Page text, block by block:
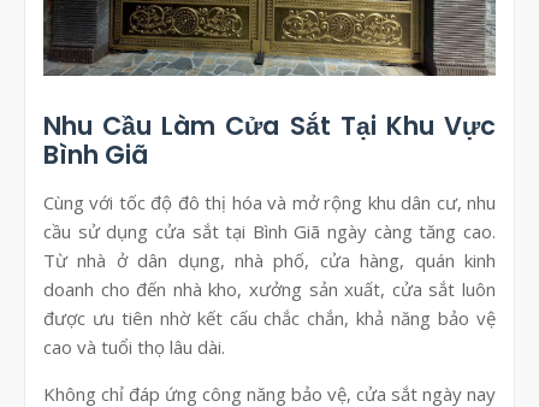
Nhu Cầu Làm Cửa Sắt Tại Khu Vực
Bình Giã
Cùng với tốc độ đô thị hóa và mở rộng khu dân cư, nhu
cầu sử dụng cửa sắt tại Bình Giã ngày càng tăng cao.
Từ nhà ở dân dụng, nhà phố, cửa hàng, quán kinh
doanh cho đến nhà kho, xưởng sản xuất, cửa sắt luôn
được ưu tiên nhờ kết cấu chắc chắn, khả năng bảo vệ
cao và tuổi thọ lâu dài.
Không chỉ đáp ứng công năng bảo vệ, cửa sắt ngày nay